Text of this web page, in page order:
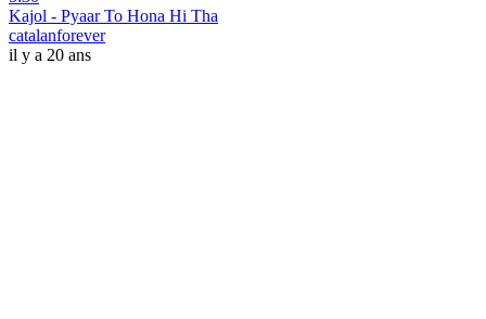
Kajol - Pyaar To Hona Hi Tha
catalanforever
il y a 20 ans